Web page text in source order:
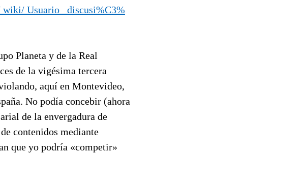
Usuario_ discusi%C3%
Planeta y de la Real
de la vigésima tercera
aquí en Montevideo,
No podía concebir (ahora
de la envergadura de
contenidos mediante
que yo podría «competir»